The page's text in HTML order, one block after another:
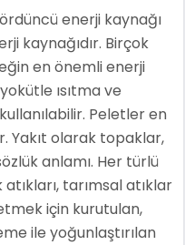
enerji kaynağı
kaynağıdır. Birçok
en önemli enerji
ısıtma ve
Peletler en
Yakıt olarak topaklar,
anlamı. Her türlü
tarımsal atıklar
için kurutulan,
ile yoğunlaştırılan